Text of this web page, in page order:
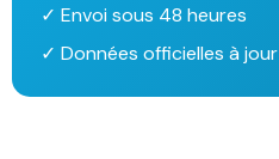
✓ Envoi sous 48 heures
✓ Données officielles à jour